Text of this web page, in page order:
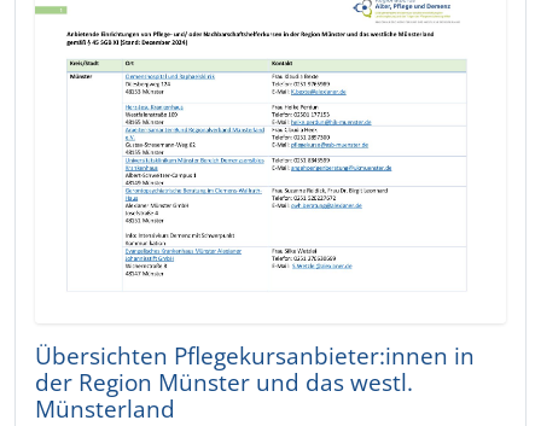
Übersichten Pflegekursanbieter:innen in
der Region Münster und das westl.
Münsterland